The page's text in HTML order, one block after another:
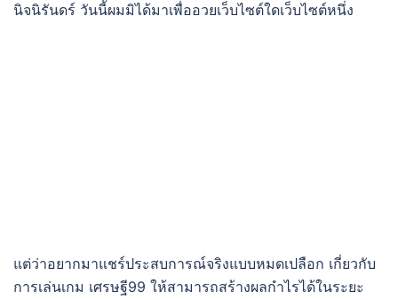
นิจนิรันดร์ วันนี้ผมมิได้มาเพื่ออวยเว็บไซต์ใดเว็บไซต์หนึ่ง
แต่ว่าอยากมาแชร์ประสบการณ์จริงแบบหมดเปลือก เกี่ยวกับ
การเล่นเกม เศรษฐี99 ให้สามารถสร้างผลกำไรได้ในระยะ